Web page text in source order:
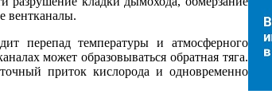
вентканалы.
перепад температуры и атмосферного
может образовываться обратная тяга.
приток кислорода и одновременно